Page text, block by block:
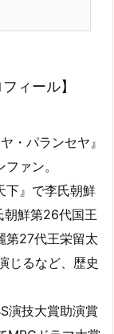
ィール】
・パランセヤ』
ァン。
下』で李氏朝鮮
朝鮮第26代国王
第27代王栄留太
じるなど、歴史
演技大賞助演賞